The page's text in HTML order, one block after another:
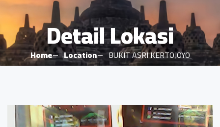
Detail Lokasi
Home Location BUKIT ASRI KERTOJOYO